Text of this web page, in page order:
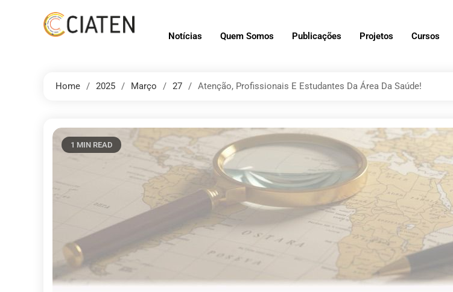
Notícias Quem Somos Publicações Projetos Cursos
Home 2025 Março 27 Atenção, Profissionais E Estudantes Da Área Da Saúde!
1 MIN READ